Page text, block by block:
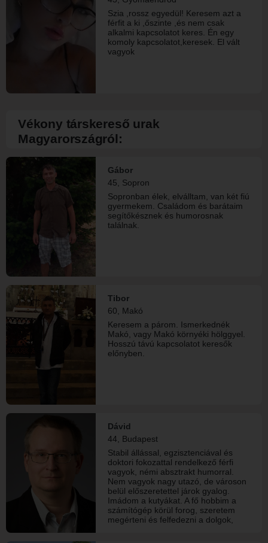
illik, és nem riad meg attól, hogy egy
kapcsolatért érdemes tenni is.
Szeretem az intelligens humort,
tudok nevetni magamon, és
értékelem az őszinteséget. Hiszem,
hogy a hasonló értékrendű emberek
színházban, mint a kanapén
unatkozva, akkor írj. Lehet, hogy épp
egymást keressük. 😉
Szia ,rossz egyedül! Keresem azt a
férfit a ki ,őszinte ,és nem csak
alkalmi kapcsolatot keres. Én egy
komoly kapcsolatot,keresek. El vált
vagyok
Vékony társkereső urak
Magyarországról:
Gábor
45, Sopron
Sopronban élek, elválltam, van két fiú
gyermekem. Családom és barátaim
segítőkésznek és humorosnak
találnak.
Tibor
60, Makó
Keresem a párom. Ismerkednék
Makó, vagy Makó környéki hölggyel.
Hosszú távú kapcsolatot keresők
előnyben.
Dávid
44, Budapest
Stabil állással, egzisztenciával és
doktori fokozattal rendelkező férfi
vagyok, némi absztrakt humorral.
Nem vagyok nagy utazó, de városon
belül előszeretettel járok gyalog.
Imádom a kutyákat. A fő hobbim a
számítógép körül forog, szeretem
megérteni és felfedezni a dolgok,